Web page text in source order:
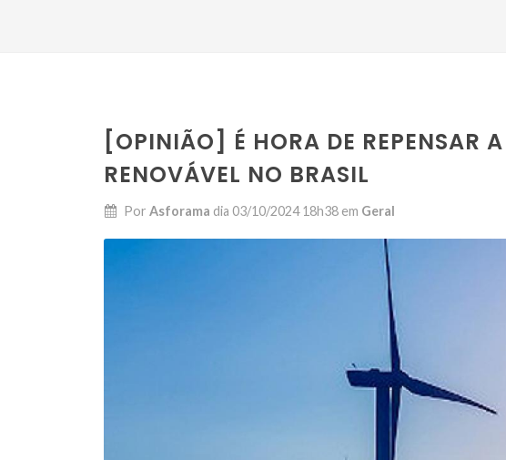
[OPINIÃO] É HORA DE REPENSAR
RENOVÁVEL NO BRASIL
Por Asforama dia 03/10/2024 18h38 em Geral